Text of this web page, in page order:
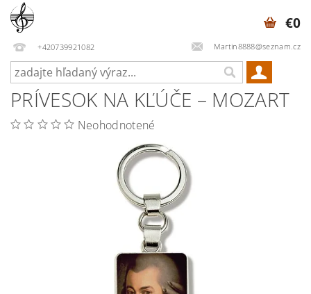
+420739921082 Martin8888@seznam.cz
€0
PRÍVESOK NA KĽÚČE – MOZART
Neohodnotené